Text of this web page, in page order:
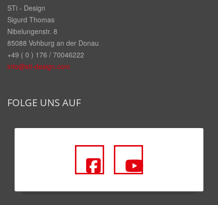
STi - Design
Sigurd Thomas
Nibelungenstr. 8
85088 Vohburg an der Donau
+49 ( 0 ) 176 / 70046222
info@sti-design.com
FOLGE UNS AUF
fa
fa-
fa
fa-